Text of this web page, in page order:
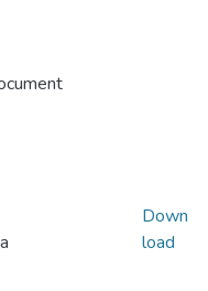
Down
load